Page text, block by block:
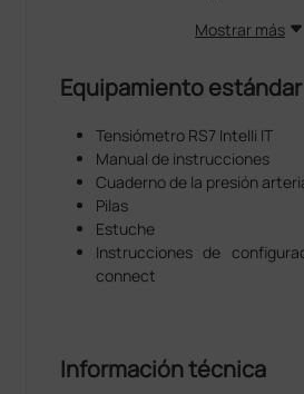
Mostrar más
Equipamiento estándar
Tensiómetro RS7 Intelli IT
Manual de instrucciones
Cuaderno de la presión
Pilas
Estuche
Instrucciones de
connect
Información técnica